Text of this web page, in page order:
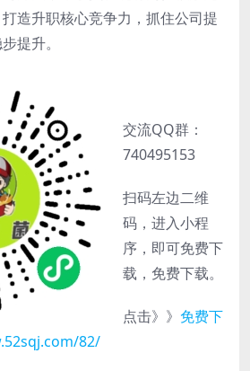
造升职核心竞争力，抓住公司提
提升。
交流QQ群：
740495153
扫码左边二维
码，进入小程
序，即可免费下
载，免费下载。
点击》》 免费下
82/